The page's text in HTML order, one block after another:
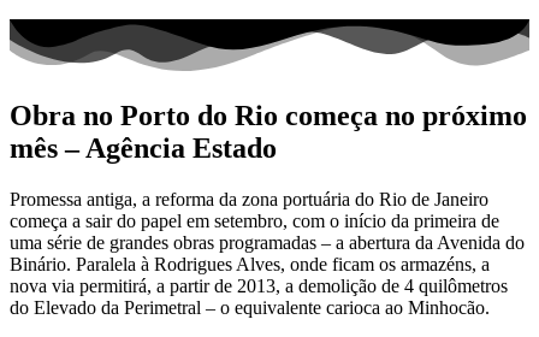
Obra no Porto do Rio começa no próximo
mês – Agência Estado
Promessa antiga, a reforma da zona portuária do Rio de Janeiro
começa a sair do papel em setembro, com o início da primeira de
uma série de grandes obras programadas – a abertura da Avenida do
Binário. Paralela à Rodrigues Alves, onde ficam os armazéns, a
nova via permitirá, a partir de 2013, a demolição de 4 quilômetros
do Elevado da Perimetral – o equivalente carioca ao Minhocão.